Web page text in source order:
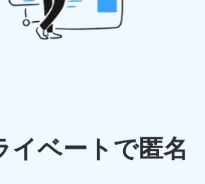
ベートで匿名